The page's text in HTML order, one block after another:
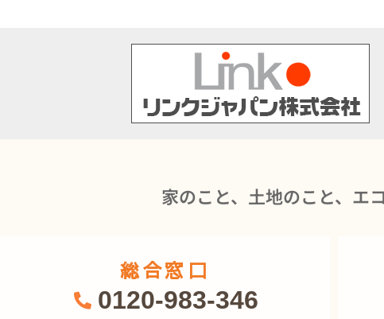
家のこと、土地のこと、エ
総合窓口
0120-983-346